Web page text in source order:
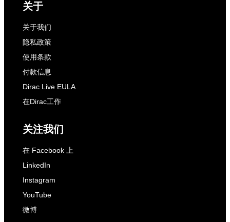
关于
关于我们
隐私政策
使用条款
付款信息
Dirac Live EULA
在Dirac工作
关注我们
在 Facebook 上
LinkedIn
Instagram
YouTube
微博